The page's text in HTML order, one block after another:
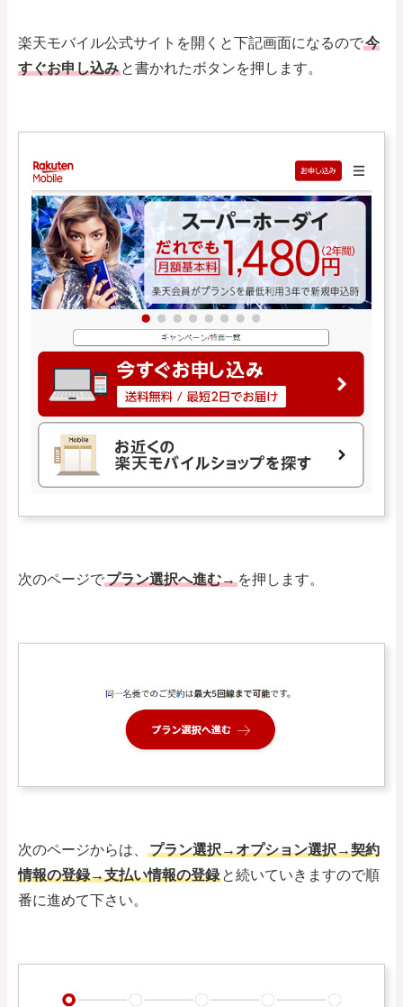
楽天モバイル公式サイトを開くと下記画面になるので今
すぐお申し込み と書かれたボタンを押します。
次のページでプラン選択へ進む→ を押します。
次のページからは、
プラン選択→オプション選択→契約
情報の登録→支払い情報の登録 と続いていきますので順
番に進めて下さい。